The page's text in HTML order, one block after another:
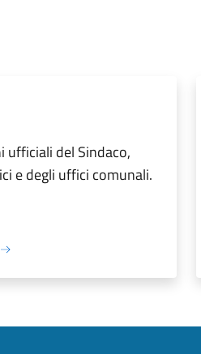
ufficiali del Sindaco,
e degli uffici comunali.